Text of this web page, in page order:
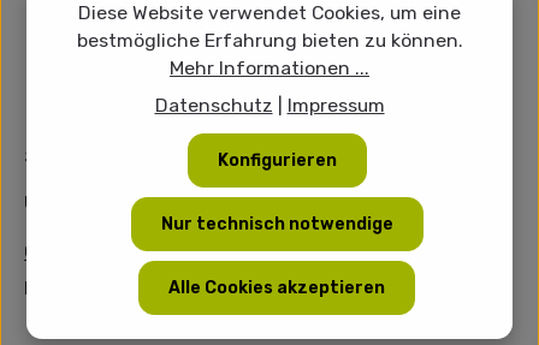
Service-Hotline
Unterstützung und Beratung unter:
03379- 9939 580
Mo-Sa, 08:00 - 18:00 Uhr
Diese Website verwendet Cookies, um eine
bestmögliche Erfahrung bieten zu können.
Mehr Informationen ...
Datenschutz
Impressum
Nur technisch notwendige
Konfigurieren
Alle Cookies akzeptieren